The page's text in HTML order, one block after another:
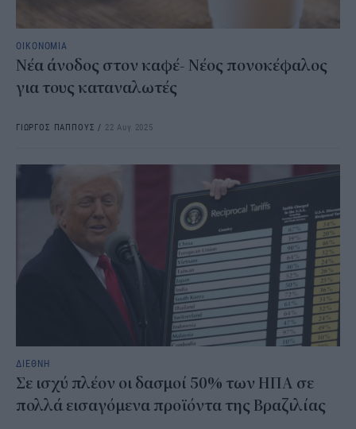
ΟΙΚΟΝΟΜΙΑ
Νέα άνοδος στον καφέ- Νέος πονοκέφαλος
για τους καταναλωτές
ΓΙΩΡΓΟΣ ΠΑΠΠΟΥΣ / 22 Αυγ 2025
ΔΙΕΘΝΗ
Σε ισχύ πλέον οι δασμοί 50% των ΗΠΑ σε
πολλά εισαγόμενα προϊόντα της Βραζιλίας